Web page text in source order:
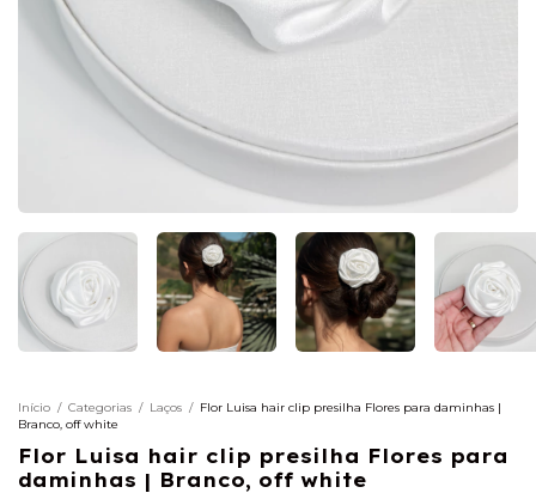
Início / Categorias / Laços / Flor Luisa hair clip presilha Flores para daminhas |
Branco, off white
Flor Luisa hair clip presilha Flores para
daminhas | Branco, off white